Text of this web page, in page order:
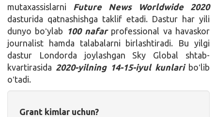
mutaxassislarni Future News Worldwide 2020
dasturida qatnashishga taklif etadi. Dastur har yili
dunyo boʻylab 100 nafarprofessional va havaskor
journalist hamda talabalarni birlashtiradi. Bu yilgi
dastur Londorda joylashgan Sky Global shtab-
kvartirasida 2020-yilning 14-15-iyul kunlariboʻlib
oʻtadi.
Grant kimlar uchun?